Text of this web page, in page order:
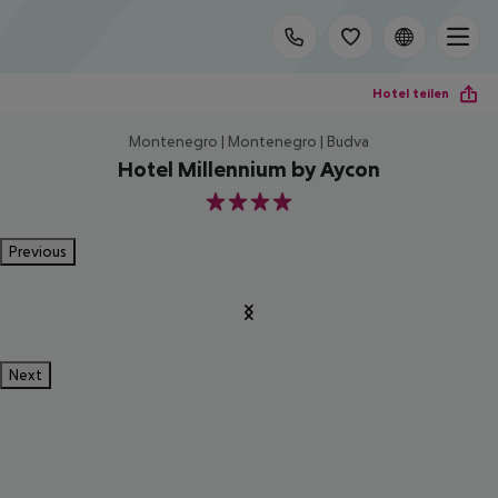
Hotel teilen
Montenegro | Montenegro | Budva
Hotel Millennium by Aycon
4
Previous
Next